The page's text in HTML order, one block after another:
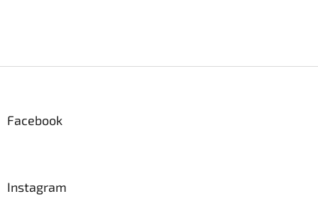
Facebook
Instagram